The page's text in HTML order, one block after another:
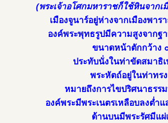
(พระเจ้าอโศกมหาราชก็ใช้หินจาก
เมืองจูนาร์อยู่ห่างจากเมืองพาร
องค์พระพุทธรูปมีความสูงจากฐ
ขนาดหน้าตักกว้าง
ประทับนั่งในท่าขัดสมาธิ
พระหัตถ์อยู่ในท่าทร
หมายถึงการไขปริศนาธร
องค์พระมีพระเนตรเหลือบลงต่ำ
ด้านบนมีพระรัศมีแผ่